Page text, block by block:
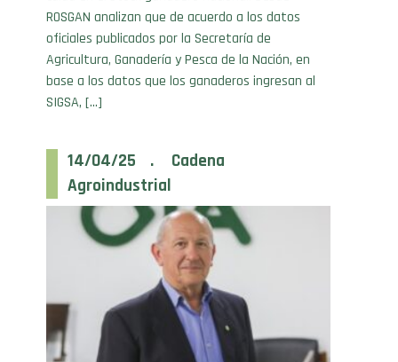
oficiales publicados por la Secretaría de
Agricultura, Ganadería y Pesca de la Nación, en
base a los datos que los ganaderos ingresan al
SIGSA, […]
Agroindustrial
Jonagro 2025: una mirada integral al